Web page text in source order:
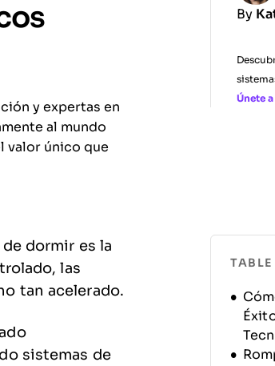
By
Únete
y expertas en
al mundo
valor único que
dormir es la
las
tan acelerado.
sistemas de